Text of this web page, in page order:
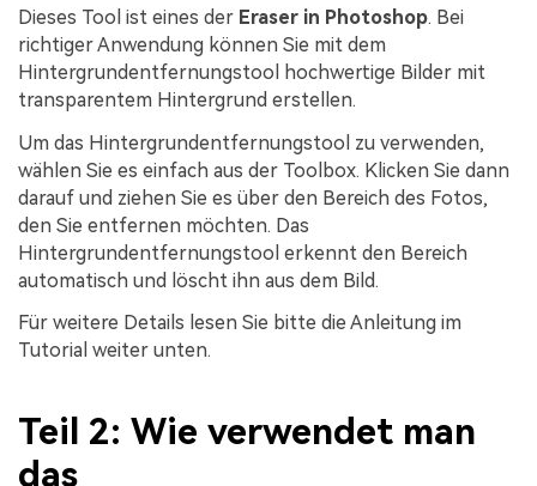
Dieses Tool ist eines der Eraser in Photoshop. Bei
richtiger Anwendung können Sie mit dem
Hintergrundentfernungstool hochwertige Bilder mit
transparentem Hintergrund erstellen.
Um das Hintergrundentfernungstool zu verwenden,
wählen Sie es einfach aus der Toolbox. Klicken Sie dann
darauf und ziehen Sie es über den Bereich des Fotos,
den Sie entfernen möchten. Das
Hintergrundentfernungstool erkennt den Bereich
automatisch und löscht ihn aus dem Bild.
Für weitere Details lesen Sie bitte die Anleitung im
Tutorial weiter unten.
Teil 2: Wie verwendet man
das